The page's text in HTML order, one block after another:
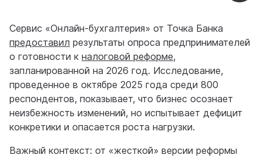
Сервис «Онлайн-бухгалтерия» от Точка Банка
предоставил результаты опроса предпринимателей
о готовности к налоговой реформе,
запланированной на 2026 год. Исследование,
проведенное в октябре 2025 года среди 800
респондентов, показывает, что бизнес осознает
неизбежность изменений, но испытывает дефицит
конкретики и опасается роста нагрузки.
Важный контекст: от «жесткой» версии реформы